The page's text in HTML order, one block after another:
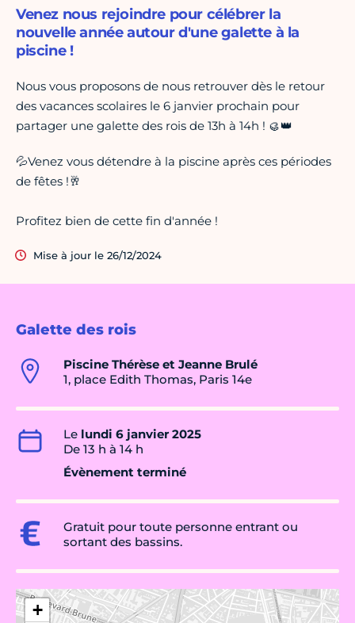
Galette des rois
Piscine Thérèse et Jeanne Brulé
1, place Edith Thomas, Paris 14e
Le lundi 6 janvier 2025
De 13 h à 14 h
Évènement terminé
Gratuit pour toute personne entrant ou
sortant des bassins.
+
Venez nous rejoindre pour célébrer la
nouvelle année autour d'une galette à la
piscine !
Nous vous proposons de nous retrouver dès le retour
des vacances scolaires le 6 janvier prochain pour
partager une galette des rois de 13h à 14h ! 🥮👑
💦Venez vous détendre à la piscine après ces périodes
de fêtes !🥂
Profitez bien de cette fin d'année !
Mise à jour le 26/12/2024